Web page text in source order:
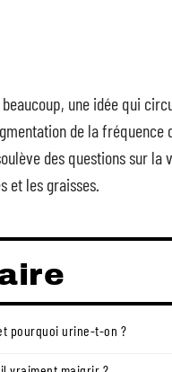
une idée qui
de la
des questions sur
et les graisses.
pourquoi urine-t-on ?